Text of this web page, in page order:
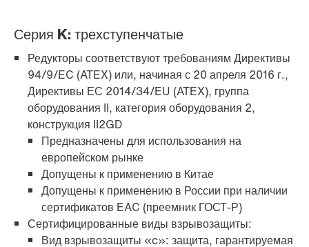
зажимная система TorqLOC®
Серия K: трехступенчатые
Редукторы соответствуют требованиям Директивы
94/9/EC (ATEX) или, начиная с 20 апреля 2016 г.,
Директивы ЕС 2014/34/EU (ATEX), группа
оборудования II, категория оборудования 2,
конструкция II2GD
Предназначены для использования на
европейском рынке
Допущены к применению в Китае
Допущены к применению в России при наличии
сертификатов EAC (преемник ГОСТ-Р)
Сертифицированные виды взрывозащиты:
Вид взрывозащиты «c»: защита, гарантируемая